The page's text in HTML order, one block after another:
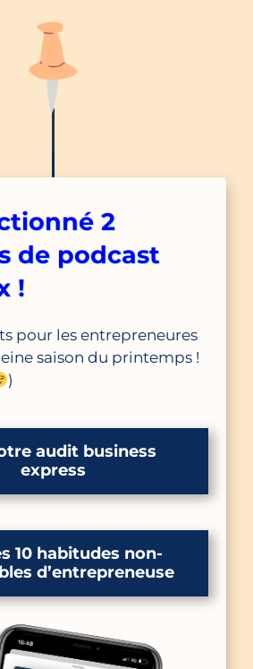
2
de podcast
!
pour les entrepreneures
saison du printemps !
)
audit business
express
10 habitudes non-
d’entrepreneuse